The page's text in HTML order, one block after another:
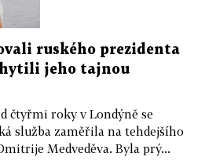
ruského prezidenta
jeho tajnou
čtyřmi roky v Londýně se
služba zaměřila na tehdejšího
Medveděva. Byla prý...